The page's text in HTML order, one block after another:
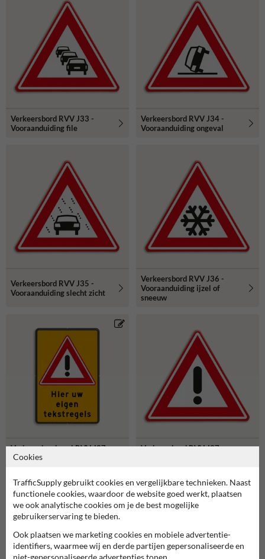
Verkeersbord RVV J33 -
Vooraanduiding file
Verkeersbord RVV J34 -
Vooraanduiding ongeval
Verkeersbord RVV J35 -
Vooraanduiding slecht zicht
Verkeersbord RVV J36 -
Vooraanduiding ijzel of
sneeuw
Verkeersbord geel RVV J37
+ tekst - reflecterend
Verkeersbord RVV J37 -
Cookies
TrafficSupply gebruikt cookies en vergelijkbare technieken. Naast
functionele cookies, waardoor de website goed werkt, plaatsen
we ook analytische cookies om je de best mogelijke
gebruikerservaring te bieden.
Ook plaatsen we marketing cookies en mobiele advertentie-
identifiers, waarmee wij en derde partijen gepersonaliseerde en
niet-gepersonaliseerde advertenties tonen